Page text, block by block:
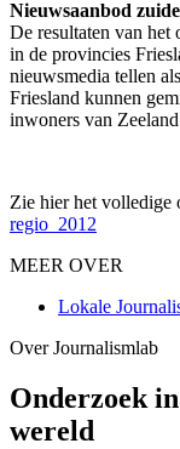
Nieuwsaanbod
De resultaten van het
in de provincies
nieuwsmedia tellen
Friesland kunnen
inwoners van
Zie hier het volledige
regio_2012
MEER OVER
Lokale
Over Journalismlab
Onderzoek
wereld